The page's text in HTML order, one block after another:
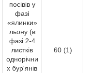
посівів у
фазі
«ялинки»
льону (в
фазі 2-4
листків
однорічни
х бур'янів
60 (1)